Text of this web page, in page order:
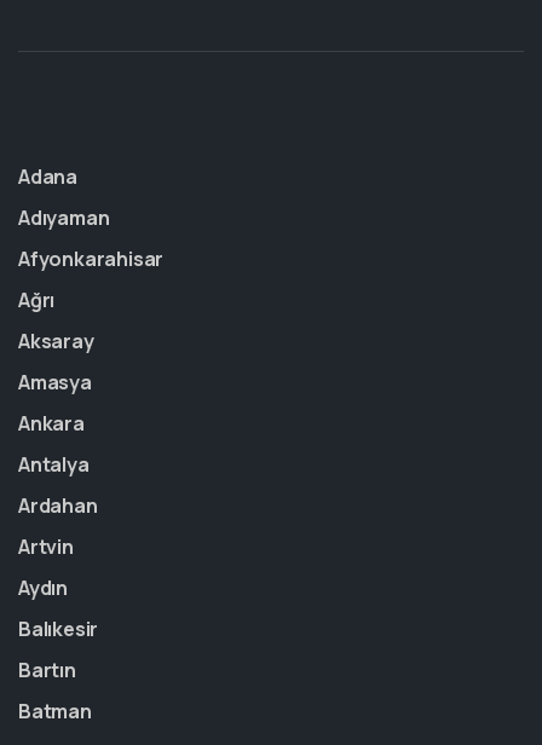
Adana
Adıyaman
Afyonkarahisar
Ağrı
Aksaray
Amasya
Ankara
Antalya
Ardahan
Artvin
Aydın
Balıkesir
Bartın
Batman